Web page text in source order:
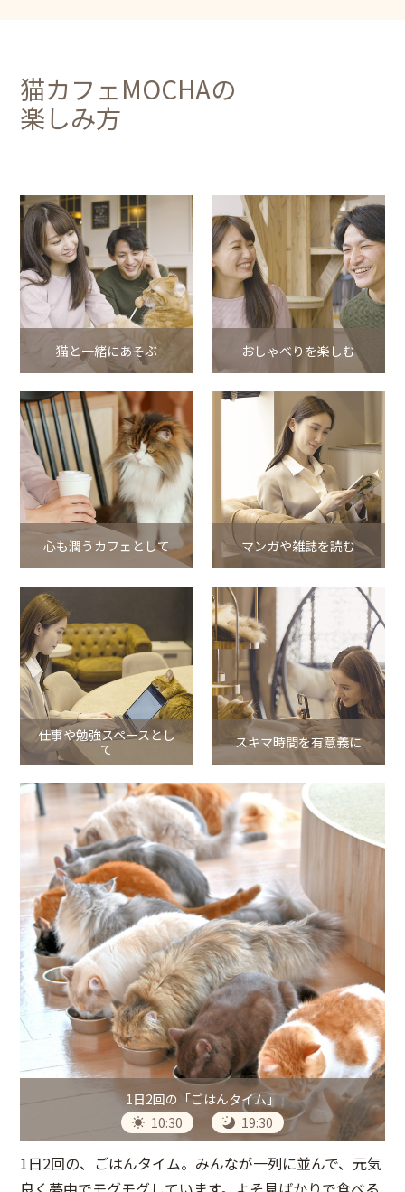
猫カフェMOCHAの
楽しみ方
猫と一緒にあそぶ おしゃべりを楽しむ
心も潤うカフェとして マンガや雑誌を読む
仕事や勉強スペースとし
て
スキマ時間を有意義に
1日2回の「ごはんタイム」
10:30
19:30
1日2回の、ごはんタイム。みんなが一列に並んで、元気